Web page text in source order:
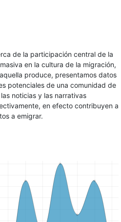
de la participación central de la
en la cultura de la migración,
produce, presentamos datos
potenciales de una comunidad de
noticias y las narrativas
en efecto contribuyen a
a emigrar.